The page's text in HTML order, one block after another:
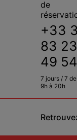
de
+33 3
83 23
49 54
7 jours / 7 de
9h à 20h